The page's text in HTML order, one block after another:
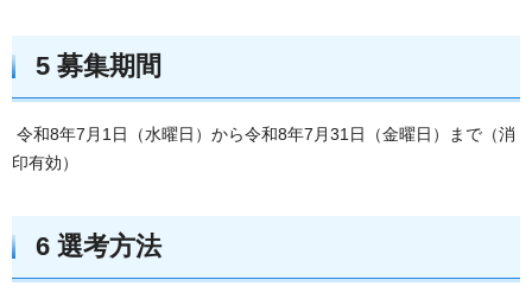
5 募集期間
令和8年7月1日（水曜日）から令和8年7月31日（金曜日）まで（消
印有効）
6 選考方法